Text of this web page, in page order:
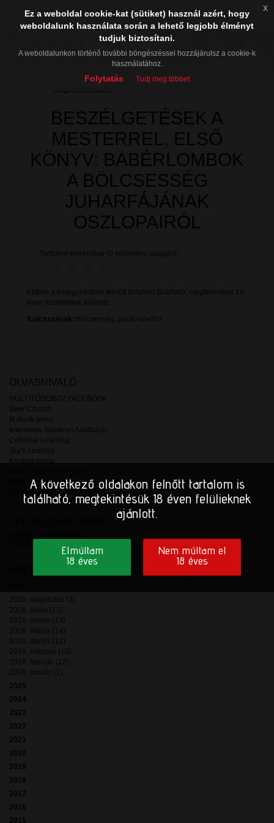
BESZÉLGETÉSEK A
MESTERREL, ELSŐ
KÖNYV: BABÉRLOMBOK
A BÖLCSESSÉG
JUHARFÁJÁNAK
OSZLOPAIRÓL
Tartalom értékelése (0 vélemény alapján):
Ebben a bejegyzésben felnőtt tartalom található, megtekintése 18
éven felülieknek ajánlott.
Kulcsszavak:
bölcsesség paulo coelho
OLVASNIVALÓ
HÜLYÍTŐDOBOZ FACEBOOK
Beer Church
Itt ittunk anno
Internetes Szinkron Adatbázis
Collative Learning
Jay's Analysis
Kindertrauma
GIFmovie
MovieChat.org
/ Regisztrál
2026. augusztus (3)
2026. július (13)
2026. június (13)
2026. május (14)
2026. április (12)
2026. március (13)
2026. február (12)
2026. január (1)
2025
2024
2023
2022
2021
2020
2019
2018
2017
2016
2015
A következő oldalakon felnőtt tartalom is
található, megtekintésük 18 éven felülieknek
ajánlott.
Elmúltam
18 éves
Nem múltam el
18 éves
Ez a weboldal cookie-kat (sütiket) használ azért, hogy
weboldalunk használata során a lehető legjobb élményt
tudjuk biztosítani.
A weboldalunkon történő további böngészéssel hozzájárulsz a cookie-k
használatához.
Folytatás Tudj meg többet
x